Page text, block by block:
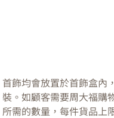
首飾均會放置於首飾盒內
裝。如顧客需要周大福購
所需的數量，每件貨品上